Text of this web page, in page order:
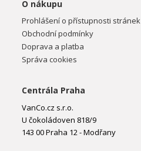
O nákupu
Prohlášení o přístupnosti stránek
Obchodní podmínky
Doprava a platba
Správa cookies
Centrála Praha
VanCo.cz s.r.o.
U čokoládoven 818/9
143 00 Praha 12 - Modřany